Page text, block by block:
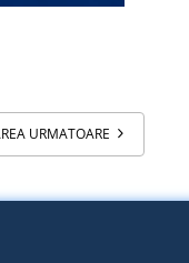
URMATOARE